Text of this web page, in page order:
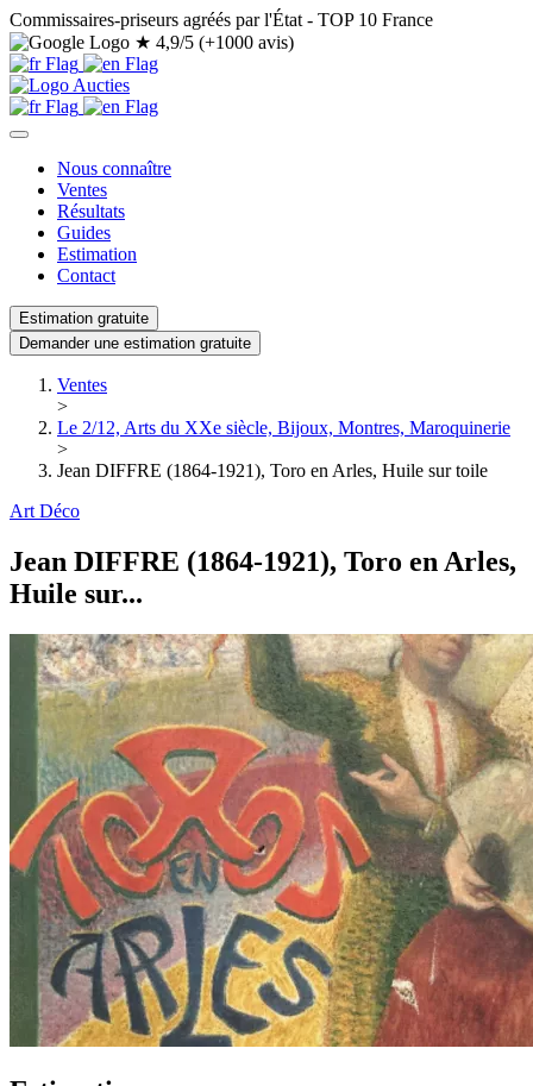
Commissaires-priseurs agréés par l'État - TOP 10 France
★ 4,9/5 (+1000 avis)
Nous connaître
Ventes
Résultats
Guides
Estimation
Contact
Estimation gratuite
Demander une estimation gratuite
Ventes
>
Le 2/12, Arts du XXe siècle, Bijoux, Montres, Maroquinerie
>
Jean DIFFRE (1864-1921), Toro en Arles, Huile sur toile
Art Déco
Jean DIFFRE (1864-1921), Toro en Arles,
Huile sur...